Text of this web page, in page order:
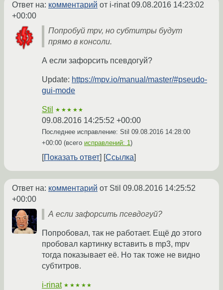
Ответ на: комментарий от i-rinat09.08.2016 14:23:02
+00:00
Попробуй mpv, но субтитры будут
прямо в консоли.
А если зафорсить псевдогуй?
Update: https://mpv.io/manual/master/#pseudo-
gui-mode
Stil ★★★★★
09.08.2016 14:25:52 +00:00
Последнее исправление: Stil 09.08.2016 14:28:00
+00:00 (всего исправлений: 1)
Показать ответ Ссылка
Ответ на: комментарий от Stil 09.08.2016 14:25:52
+00:00
А если зафорсить псевдогуй?
Попробовал, так не работает. Ещё до этого
пробовал картинку вставить в mp3, mpv
тогда показывает её. Но так тоже не видно
субтитров.
i-rinat ★★★★★